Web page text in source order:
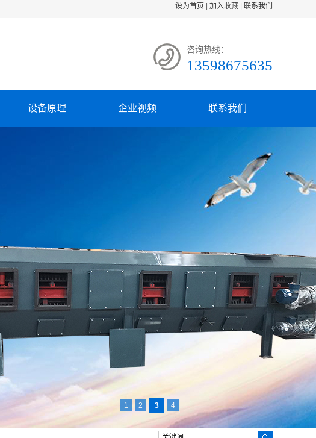
设为首页 加入收藏 联系我们
咨询热线：
13598675635
设备原理 企业视频 联系我们
1 2 3 4